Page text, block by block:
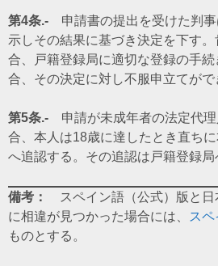
第4条.- 申請書の提出を受けた判
示しその結果に基づき決定を下す
合、戸籍登録局に適切な登録の手
合、その決定に対し不服申立てがで
第5条.- 申請が未成年者の法定代
合、本人は18歳に達したとき直ち
へ追認する。その追認は戸籍登録局
備考：
スペイン語（公式）版と日
に相違が見つかった場合には、
スペ
ものとする。